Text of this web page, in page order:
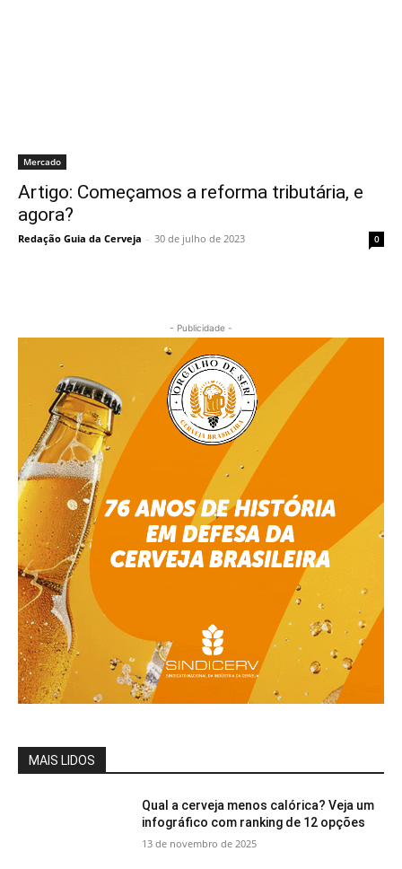
Mercado
Artigo: Começamos a reforma tributária, e
agora?
Redação Guia da Cerveja - 30 de julho de 2023 0
- Publicidade -
MAIS LIDOS
Qual a cerveja menos calórica? Veja um
infográfico com ranking de 12 opções
13 de novembro de 2025